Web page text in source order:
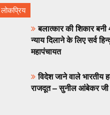
लोकप्रिय
बलात्कार की शिकार बनी
न्याय दिलाने के लिए सर्व
महापंचायत
विदेश जाने वाले भारतीय
राजदूत – सुनील आंबेकर जी